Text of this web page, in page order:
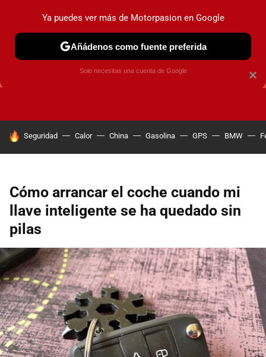
GUÍAS DE COMPRA OFERTAS DE COCHES CONSEJOS
HOY SE HABLA DE
Seguridad Calor China Gasolina GPS BMW
Cómo arrancar el coche cuando mi
llave inteligente se ha quedado sin
pilas
×
Ya puedes ver más de Motorpasion en Google
Añádenos como fuente preferida
Solo necesitas una cuenta de Google